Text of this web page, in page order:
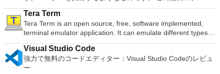
adjustment tool int he Writer program. It has an Office to PDF
converter, automatic spell checking and word count features.
It also has some neat tools such as the Watermark in
document, and converting PowerPoint to Word document
support. Overall, WPS Office 2016 Free is a good alternative
to Microsoft's offering. The Writer program is a versatile word
processor; the Presentation program is an easy to use and
Screen Sharing（ARD）などのサードパーティ製のVNC互換
ソフトウェアを実行しているコンピューターに直接接続しま
す。 各デバイスでVNC Viewerにサインインして、すべてのデ
バイス間の接続をバックアップおよび同期します。 仮想キー
の高度なキーが含まれています。 Bluetoothキーボードのサポ
ート。 VNC Connectサブスクリプションには、無料、有料、
試用の3つのバージョンがあります。 制御する必要のあるマシ
ト全画面モードで21：9モニターで2.35：1の映画を見る常時
オンのミニビューでYouTubeライブを見る YouTubeおよび
Vimeoで4K HDRおよび360ビデオを再生 VRエクスペリエンス
の向上：Microsoft Mixed Realityヘッドセット、HTC、VIVE、
およびOculus Riftをサポート Fire TVとキャストのサポート
注：これは商用トライアルです。
ます。 大好きな音楽をより多く - デジタル音楽体験がさらに
楽しくなります。 エンターテイメントをすべて1つの場所に -
音楽、ビデオ、写真、録画したテレビ番組をすべて保存して楽
しめます。 どこでも楽しめる - どこにいても音楽、ビデオ、
写真にアクセスできます。
トップ仮想化ソフトウェアアプリケーションにより、VMware
Workstation、VMware Fusion、VMware Server、または
VMware ESXで作成された仮想マシンを簡単に操作できます。
主な機能は次のとおりです。 1台のPCで複数のオペレーティ
ングシステムを同時に実行します。 インストールや構成の問
題なしに、事前構成された製品の利点を体験してください。
ホストコンピューターと仮想マシン間でデータを共有します。
Tera Term
Tera Term is an open source, free, software implemented,
terminal emulator application. It can emulate different types of
computer terminals, from DEC VT100 to DEC VT382, and it
supports telnet, SSH 1 & 2 and serial port connections. It also
has a built-in macro scripting language and some other useful
plugins. Key features include: Automatically creates logs with
Visual Studio Code
強力で無料のコードエディター：Visual Studio Codeのレビュ
ー